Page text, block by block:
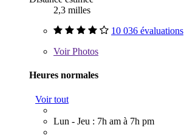
2,3 milles
10 036 évaluations
VoirPhotos
Heures normales
Voir tout
Lun - Jeu : 7h am à 7h pm